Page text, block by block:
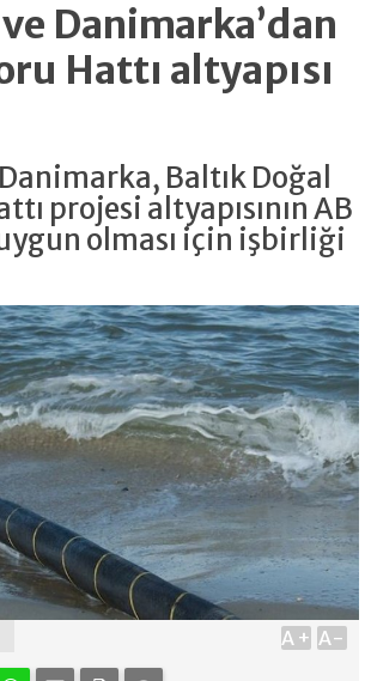
Danimarka’dan
Hattı altyapısı
Baltık Doğal
projesi altyapısının AB
olması için işbirliği
A+ A-